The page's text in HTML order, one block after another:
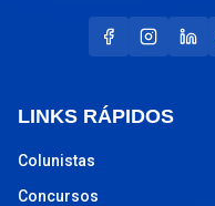
LINKS RÁPIDOS
Colunistas
Concursos